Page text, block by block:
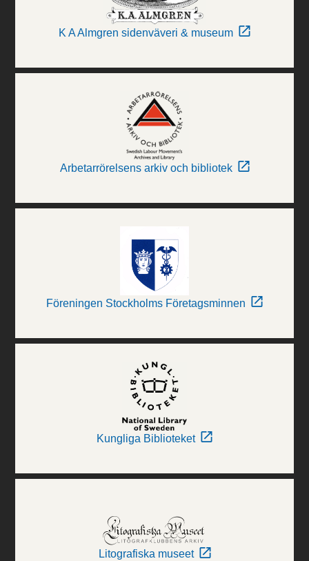
K A Almgren sidenväveri & museum
Arbetarrörelsens arkiv och bibliotek
Föreningen Stockholms Företagsminnen
Kungliga Biblioteket
Litografiska museet